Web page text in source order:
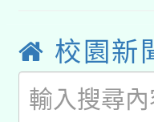
用水績
動」
桃園
開 智慧
2026
校園新